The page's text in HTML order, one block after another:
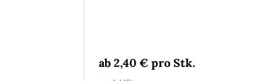
ab 2,40 € pro Stk.